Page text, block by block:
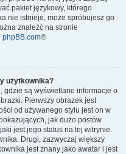
pakiet językowy, którego
nie istnieje, może spróbujesz go
znaleźć na stronie
phpBB.com®
użytkownika?
gdzie są wyświetlane informacje o
Pierwszy obrazek jest
od używanego stylu jest on w
jak dużo postów
jest jego status na tej witrynie.
Drugi, zazwyczaj większy
jest znany jako awatar i jest